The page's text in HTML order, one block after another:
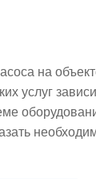
на
услуг